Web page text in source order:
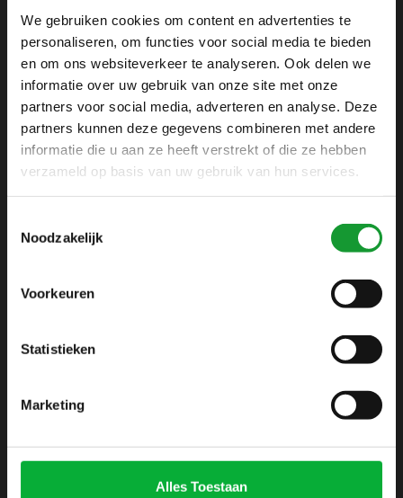
We gebruiken cookies om content en advertenties te
personaliseren, om functies voor social media te bieden
en om ons websiteverkeer te analyseren. Ook delen we
informatie over uw gebruik van onze site met onze
partners voor social media, adverteren en analyse. Deze
partners kunnen deze gegevens combineren met andere
informatie die u aan ze heeft verstrekt of die ze hebben
verzameld op basis van uw gebruik van hun services.
Noodzakelijk
Voorkeuren
Statistieken
Marketing
Alles Toestaan
Webshop voor mannen
Zijlijnstraat 24
1433 DC
+31 6 42 52 32 80
+31 6 42 52 32 80
Disclaimer
Privacy Policy